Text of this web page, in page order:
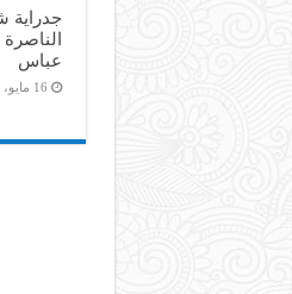
جدراية
الناصرة
عباس
16 مايو، 2022